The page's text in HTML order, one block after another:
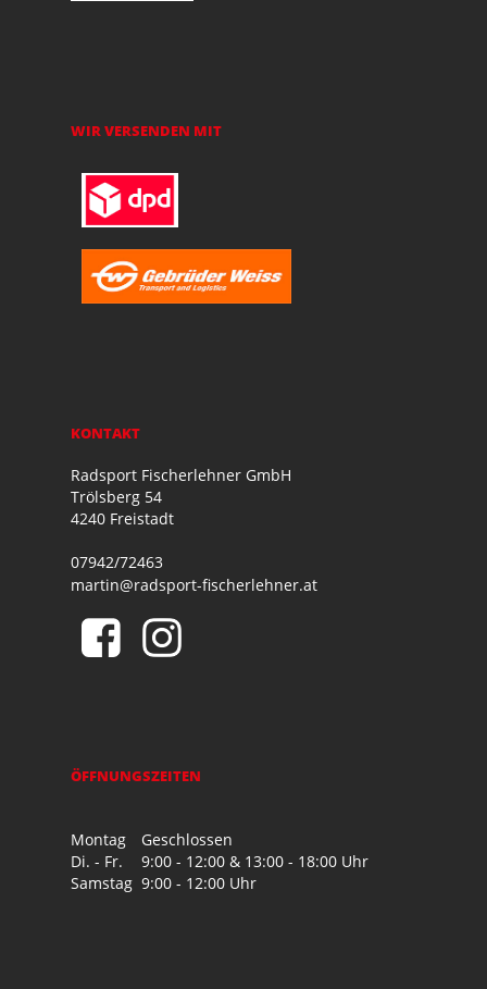
WIR VERSENDEN MIT
KONTAKT
Radsport Fischerlehner GmbH
Trölsberg 54
4240 Freistadt
07942/72463
martin@radsport-fischerlehner.at
ÖFFNUNGSZEITEN
Montag
Geschlossen
Di. - Fr.
9:00 - 12:00 & 13:00 - 18:00 Uhr
Samstag 9:00 - 12:00 Uhr